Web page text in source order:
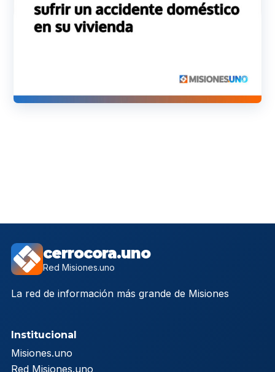
cerrocora.uno
Red Misiones.uno
La red de información más grande de Misiones
Institucional
Misiones.uno
Red Misiones.uno